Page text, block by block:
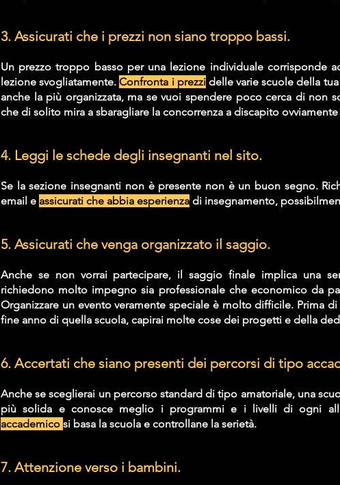
3. Assicurati che i prezzi non siano troppo bassi.
Un prezzo troppo basso per una lezione individuale corrisponde
lezione svogliatamente. Confronta i prezzi delle varie scuole della
anche la più organizzata, ma se vuoi spendere poco cerca di non
che di solito mira a sbaragliare la concorrenza a discapito
4. Leggi le schede degli insegnanti nel sito.
Se la sezione insegnanti non è presente non è un buon segno.
email e assicurati che abbia esperienza di insegnamento,
5. Assicurati che venga organizzato il saggio.
Anche se non vorrai partecipare, il saggio finale implica una
richiedono molto impegno sia professionale che economico da
Organizzare un evento veramente speciale è molto difficile. Prima
fine anno di quella scuola, capirai molte cose dei progetti e della
6. Accertati che siano presenti dei percorsi di tipo
Anche se sceglierai un percorso standard di tipo amatoriale, una
più solida e conosce meglio i programmi e i livelli di ogni
accademico si basa la scuola e controllane la serietà.
7. Attenzione verso i bambini.